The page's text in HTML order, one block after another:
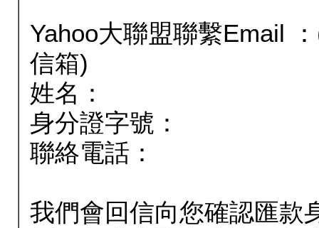
Yahoo大聯盟聯繫Email
信箱)
姓名：
身分證字號：
聯絡電話：
我們會回信向您確認匯款